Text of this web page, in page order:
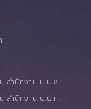
น สำนักงาน ป.ป.ช.
น สำนักงาน ป.ป.ท.